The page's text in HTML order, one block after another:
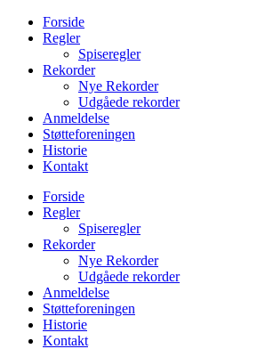
Forside
Regler
Spiseregler
Rekorder
Nye Rekorder
Udgåede rekorder
Anmeldelse
Støtteforeningen
Historie
Kontakt
Forside
Regler
Spiseregler
Rekorder
Nye Rekorder
Udgåede rekorder
Anmeldelse
Støtteforeningen
Historie
Kontakt